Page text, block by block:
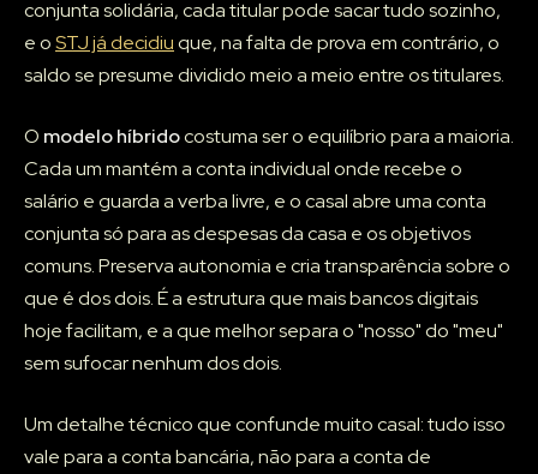
conjunta solidária, cada titular pode sacar tudo sozinho,
e oSTJ já decidiuque, na falta de prova em contrário, o
saldo se presume dividido meio a meio entre os titulares.
O modelo híbridocostuma ser o equilíbrio para a maioria.
Cada um mantém a conta individual onde recebe o
salário e guarda a verba livre, e o casal abre uma conta
conjunta só para as despesas da casa e os objetivos
comuns. Preserva autonomia e cria transparência sobre o
que é dos dois. É a estrutura que mais bancos digitais
hoje facilitam, e a que melhor separa o "nosso" do "meu"
sem sufocar nenhum dos dois.
Um detalhe técnico que confunde muito casal: tudo isso
vale para a conta bancária, não para a conta de